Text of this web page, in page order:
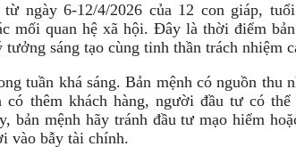
ngày 6-12/4/2026 của 12 con giáp,
mối quan hệ xã hội. Đây là thời điểm
sáng tạo cùng tinh thần trách nhiệm
tuần khá sáng. Bản mệnh có nguồn thu
có thêm khách hàng, người đầu tư có
bản mệnh hãy tránh đầu tư mạo hiểm
vào bẫy tài chính.